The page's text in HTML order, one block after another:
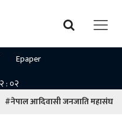
Epaper
#नेपाल आदिवासी जनजाति महासंघ